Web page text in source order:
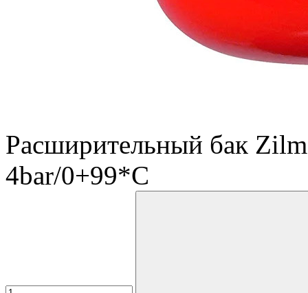
Расширительный бак
4bar/0+99*C